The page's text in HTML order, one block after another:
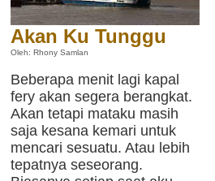
Akan Ku Tunggu
Oleh: Rhony Samlan
Beberapa menit lagi kapal
fery akan segera berangkat.
Akan tetapi mataku masih
saja kesana kemari untuk
mencari sesuatu. Atau lebih
tepatnya seseorang.